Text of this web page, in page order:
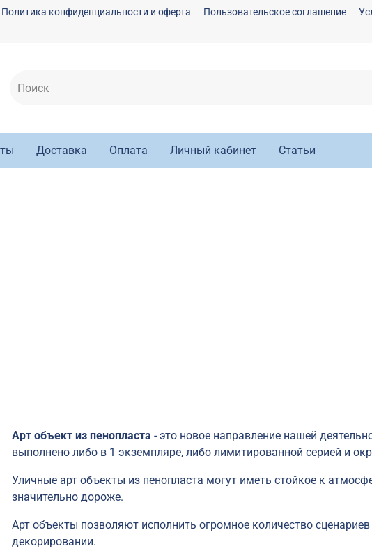
Политика конфиденциальности и оферта Пользовательское соглашение
Доставка Оплата Личный кабинет Статьи
Арт объект из пенопласта - это новое направление нашей
выполнено либо в 1 экземпляре, либо лимитированной серией и
Уличные арт объекты из пенопласта могут иметь стойкое к
значительно дороже.
Арт объекты позволяют исполнить огромное количество
декорировании.